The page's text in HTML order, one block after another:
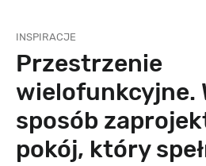
INSPIRACJE
Przestrzenie
wielofunkcyjne.
sposób
pokój, który